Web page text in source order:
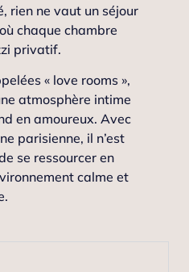
rien ne vaut un séjour
chaque chambre
privatif.
« love rooms »,
atmosphère intime
en amoureux. Avec
parisienne, il n’est
se ressourcer en
calme et